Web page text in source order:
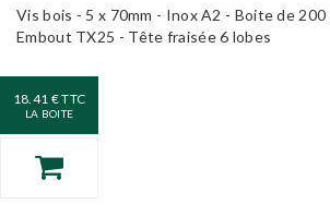
Vis bois - 5 x 70mm - Inox A2 - Boite de 200
Embout TX25 - Tête fraisée 6 lobes
18.41 € TTC
LA BOITE